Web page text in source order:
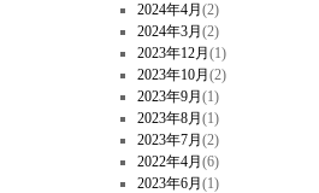
2024年4月 (2)
2024年3月 (2)
2023年12月 (1)
2023年10月 (2)
2023年9月 (1)
2023年8月 (1)
2023年7月 (2)
2022年4月 (6)
2023年6月 (1)